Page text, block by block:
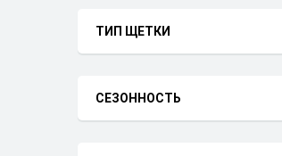
ТИП ЩЕТКИ
СЕЗОННОСТЬ